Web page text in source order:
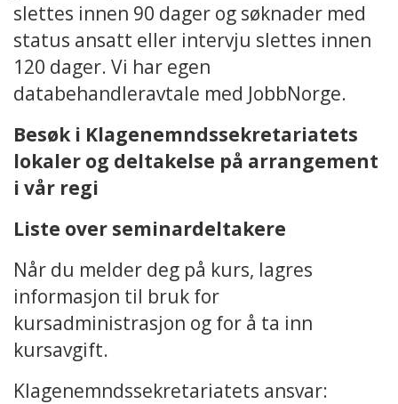
slettes innen 90 dager og søknader med
status ansatt eller intervju slettes innen
120 dager. Vi har egen
databehandleravtale med JobbNorge.
Besøk i Klagenemndssekretariatets
lokaler og deltakelse på arrangement
i vår regi
Liste over seminardeltakere
Når du melder deg på kurs, lagres
informasjon til bruk for
kursadministrasjon og for å ta inn
kursavgift.
Klagenemndssekretariatets ansvar: